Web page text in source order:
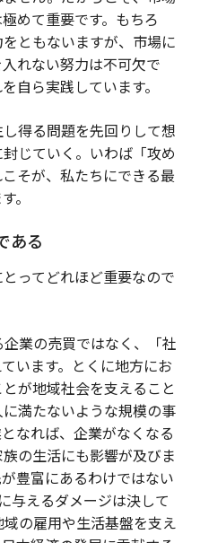
めて重要です。もちろ
ともないますが、市場に
れない努力は不可欠で
自ら実践しています。
得る問題を先回りして想
じていく。いわば「攻め
そが、私たちにできる最
。
ある
ってどれほど重要なので
業の売買ではなく、「社
います。とくに地方にお
が地域社会を支えること
満たないような規模の事
なれば、企業がなくなる
の生活にも影響が及びま
豊富にあるわけではない
与えるダメージは決して
の雇用や生活基盤を支え